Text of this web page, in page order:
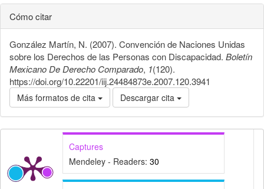
Cómo citar
González Martín, N. (2007). Convención de Naciones Unidas
sobre los Derechos de las Personas con Discapacidad. Boletín
Mexicano De Derecho Comparado, 1(120).
https://doi.org/10.22201/iij.24484873e.2007.120.3941
Más formatos de cita Descargar cita
Captures
Mendeley - Readers: 30